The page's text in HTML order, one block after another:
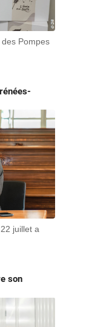
Pompes
juillet a
son